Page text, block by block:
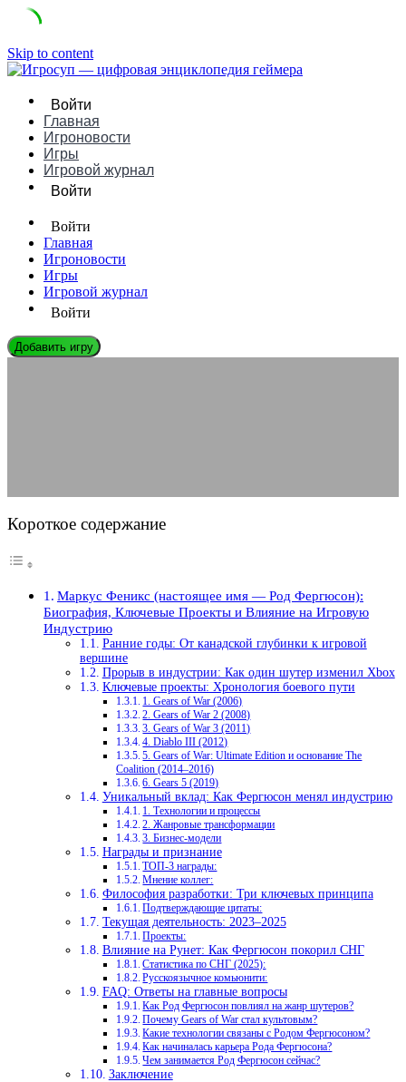
Skip to content
Войти
Главная
Игроновости
Игры
Игровой журнал
Войти
Войти
Главная
Игроновости
Игры
Игровой журнал
Войти
Добавить игру
Короткое содержание
Маркус Феникс (настоящее имя — Род Фергюсон):
Биография, Ключевые Проекты и Влияние на Игровую
Индустрию
Ранние годы: От канадской глубинки к игровой
вершине
Прорыв в индустрии: Как один шутер изменил Xbox
Ключевые проекты: Хронология боевого пути
1. Gears of War (2006)
2. Gears of War 2 (2008)
3. Gears of War 3 (2011)
4. Diablo III (2012)
5. Gears of War: Ultimate Edition и основание The
Coalition (2014–2016)
6. Gears 5 (2019)
Уникальный вклад: Как Фергюсон менял индустрию
1. Технологии и процессы
2. Жанровые трансформации
3. Бизнес-модели
Награды и признание
ТОП-3 награды:
Мнение коллег:
Философия разработки: Три ключевых принципа
Подтверждающие цитаты:
Текущая деятельность: 2023–2025
Проекты:
Влияние на Рунет: Как Фергюсон покорил СНГ
Статистика по СНГ (2025):
Русскоязычное комьюнити:
FAQ: Ответы на главные вопросы
Как Род Фергюсон повлиял на жанр шутеров?
Почему Gears of War стал культовым?
Какие технологии связаны с Родом Фергюсоном?
Как начиналась карьера Рода Фергюсона?
Чем занимается Род Фергюсон сейчас?
Заключение